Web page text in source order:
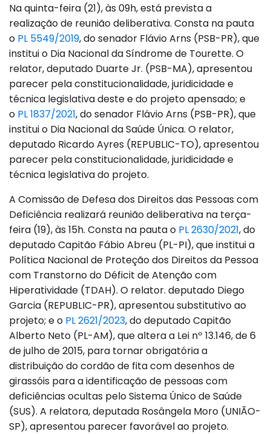
Na quinta-feira (21), às 09h, está prevista a
realização de reunião deliberativa. Consta na pauta
o PL 5549/2019, do senador Flávio Arns (PSB-PR), que
institui o Dia Nacional da Síndrome de Tourette. O
relator, deputado Duarte Jr. (PSB-MA), apresentou
parecer pela constitucionalidade, juridicidade e
técnica legislativa deste e do projeto apensado; e
o PL 1837/2021, do senador Flávio Arns (PSB-PR), que
institui o Dia Nacional da Saúde Única. O relator,
deputado Ricardo Ayres (REPUBLIC-TO), apresentou
parecer pela constitucionalidade, juridicidade e
técnica legislativa do projeto.
A Comissão de Defesa dos Direitos das Pessoas com
Deficiência realizará reunião deliberativa na terça-
feira (19), às 15h. Consta na pauta o PL 2630/2021, do
deputado Capitão Fábio Abreu (PL-PI), que institui a
Política Nacional de Proteção dos Direitos da Pessoa
com Transtorno do Déficit de Atenção com
Hiperatividade (TDAH). O relator. deputado Diego
Garcia (REPUBLIC-PR), apresentou substitutivo ao
projeto; e o PL 2621/2023, do deputado Capitão
Alberto Neto (PL-AM), que altera a Lei nº 13.146, de 6
de julho de 2015, para tornar obrigatória a
distribuição do cordão de fita com desenhos de
girassóis para a identificação de pessoas com
deficiências ocultas pelo Sistema Único de Saúde
(SUS). A relatora, deputada Rosângela Moro (UNIÃO-
SP), apresentou parecer favorável ao projeto.